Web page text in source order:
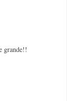
grande!!